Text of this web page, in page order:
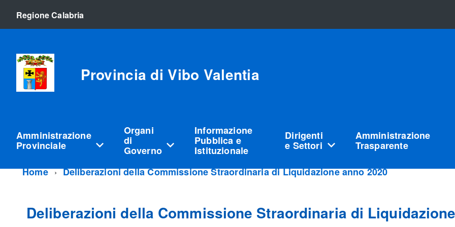
Regione Calabria
Provincia di Vibo Valentia
Amministrazione
Provinciale
Organi
di
Governo
Informazione
Pubblica e
Istituzionale
Dirigenti
e Settori
Amministrazione
Trasparente
Home
Deliberazioni della Commissione Straordinaria di Liquidazione anno 2020
Deliberazioni della Commissione Straordinaria di